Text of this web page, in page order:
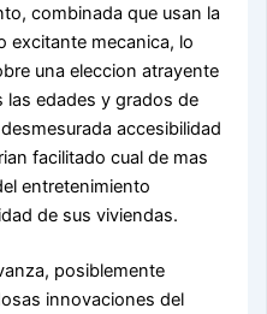
combinada que usan la
excitante mecanica, lo
una eleccion atrayente
las edades y grados de
accesibilidad
facilitado cual de mas
entretenimiento
de sus viviendas.
posiblemente
innovaciones del